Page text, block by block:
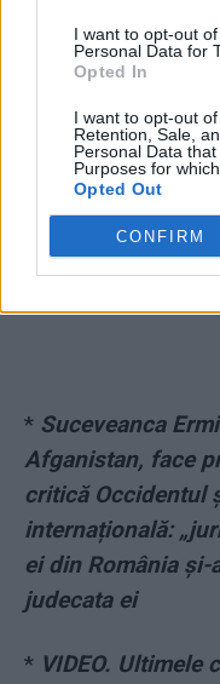
I want to opt-out
Personal Data for
Opted In
I want to opt-out
Retention, Sale,
Personal Data
Purposes for
Opted Out
CONFIRM
* Suceveanca
Afganistan, face
critică Occidentul
internațională:
ei din România
judecata ei
* VIDEO. Ultimele